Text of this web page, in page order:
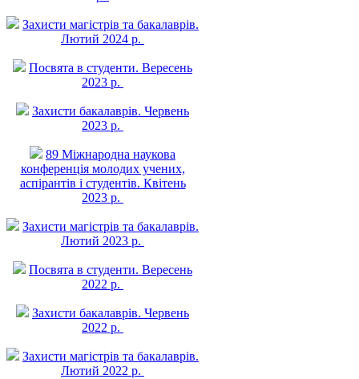
Захисти магістрів та бакалаврів.
Лютий 2024 р.
Посвята в студенти. Вересень
2023 р.
Захисти бакалаврів. Червень
2023 р.
89 Міжнародна наукова
конференція молодих учених,
аспірантів і студентів. Квітень
2023 р.
Захисти магістрів та бакалаврів.
Лютий 2023 р.
Посвята в студенти. Вересень
2022 р.
Захисти бакалаврів. Червень
2022 р.
Захисти магістрів та бакалаврів.
Лютий 2022 р.